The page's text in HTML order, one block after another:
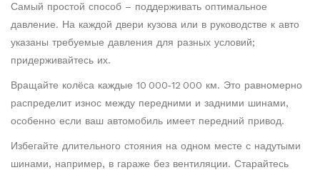
Самый простой способ – поддерживать оптимальное
давление. На каждой двери кузова или в руководстве к авто
указаны требуемые давления для разных условий;
придерживайтесь их.
Вращайте колёса каждые 10 000‑12 000 км. Это равномерно
распределит износ между передними и задними шинами,
особенно если ваш автомобиль имеет передний привод.
Избегайте длительного стояния на одном месте с надутыми
шинами, например, в гараже без вентиляции. Старайтесь